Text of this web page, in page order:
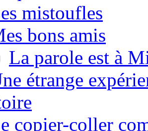
mistoufles
bons amis
La parole est à
étrange
copier-coller